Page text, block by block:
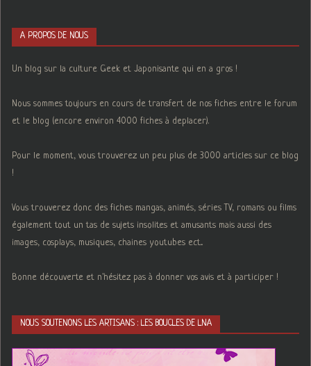
A PROPOS DE NOUS
Un blog sur la culture Geek et Japonisante qui en a gros !
Nous sommes toujours en cours de transfert de nos fiches entre le forum
et le blog (encore environ 4000 fiches à deplacer).
Pour le moment, vous trouverez un peu plus de 3000 articles sur ce blog
!
Vous trouverez donc des fiches mangas, animés, séries TV, romans ou films
également tout un tas de sujets insolites et amusants mais aussi des
images, cosplays, musiques, chaines youtubes ect...
Bonne découverte et n'hésitez pas à donner vos avis et à participer !
NOUS SOUTENONS LES ARTISANS : LES BOUCLES DE LNA